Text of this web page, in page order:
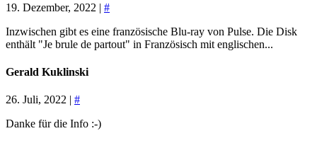
19. Dezember, 2022 | #
Inzwischen gibt es eine französische Blu-ray von Pulse. Die Disk
enthält "Je brule de partout" in Französisch mit englischen...
Gerald Kuklinski
26. Juli, 2022 | #
Danke für die Info :-)